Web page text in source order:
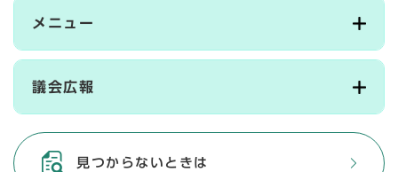
メニュー
議会広報
見つからないときは